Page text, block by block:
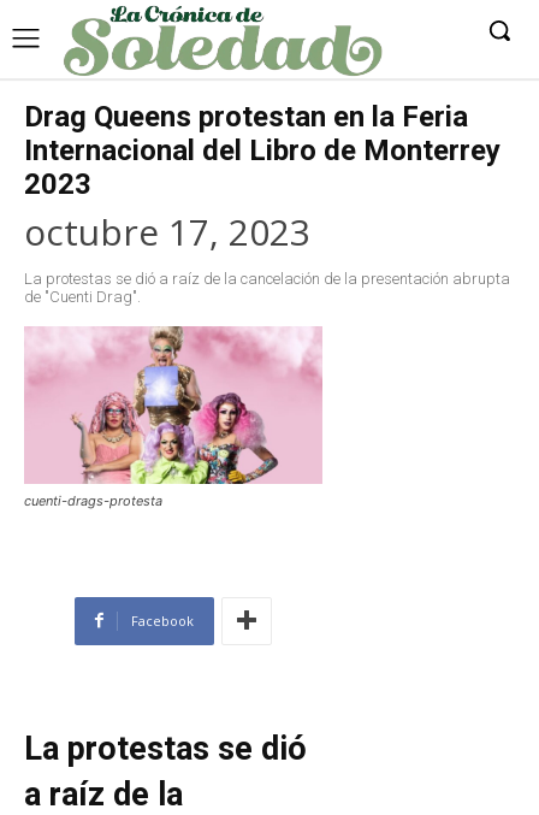
Drag Queens protestan en la Feria
Internacional del Libro de Monterrey
2023
octubre 17, 2023
La protestas se dió a raíz de la cancelación de la presentación abrupta
de "Cuenti Drag".
cuenti-drags-protesta
Facebook
La protestas se dió
a raíz de la